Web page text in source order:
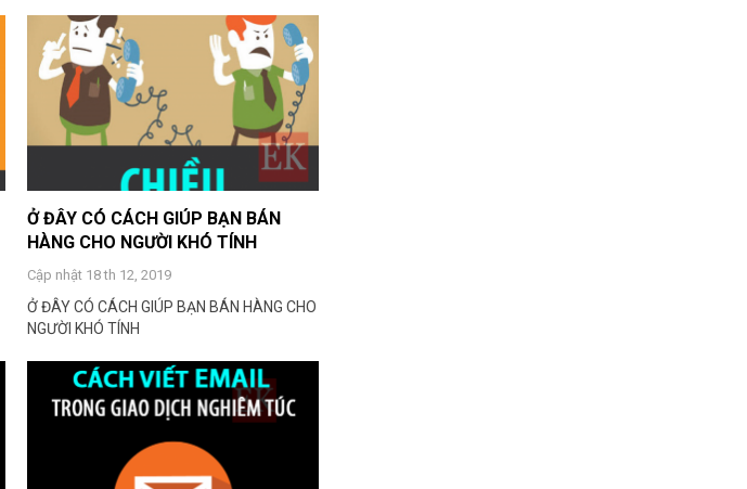
Ở ĐÂY CÓ CÁCH GIÚP BẠN BÁN
HÀNG CHO NGƯỜI KHÓ TÍNH
Cập nhật 18 th 12, 2019
Ở ĐÂY CÓ CÁCH GIÚP BẠN BÁN HÀNG CHO
NGƯỜI KHÓ TÍNH